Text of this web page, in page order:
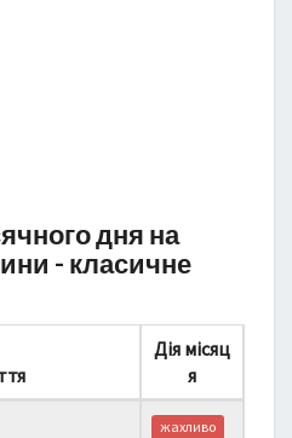
дня на
- класичне
Дія місяц
я
жахливо